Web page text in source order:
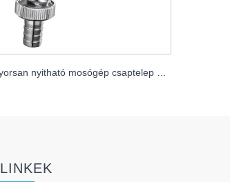
Gyorsan nyitható mosógép csaptelep Mdhc8005 kulccsal
LINKEK